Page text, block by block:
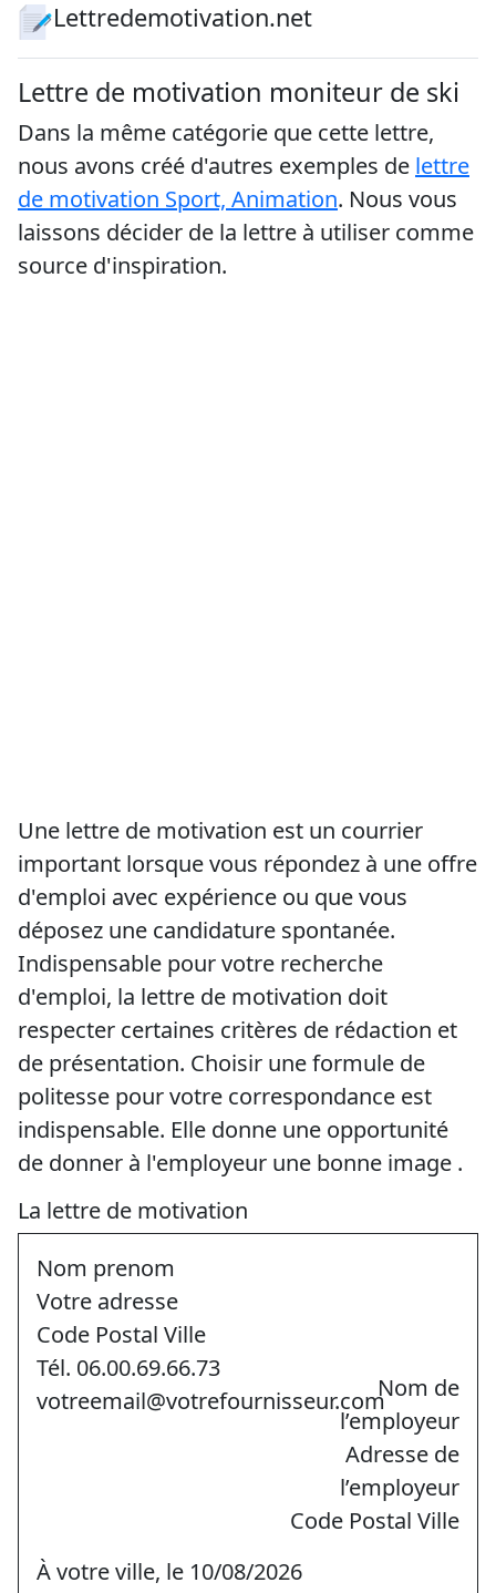
Lettredemotivation.net
Lettre de motivation moniteur de ski
Dans la même catégorie que cette lettre,
nous avons créé d'autres exemples de lettre
de motivation Sport, Animation. Nous vous
laissons décider de la lettre à utiliser comme
source d'inspiration.
Une lettre de motivation est un courrier
important lorsque vous répondez à une offre
d'emploi avec expérience ou que vous
déposez une candidature spontanée.
Indispensable pour votre recherche
d'emploi, la lettre de motivation doit
respecter certaines critères de rédaction et
de présentation. Choisir une formule de
politesse pour votre correspondance est
indispensable. Elle donne une opportunité
de donner à l'employeur une bonne image .
La lettre de motivation
Nom prenom
Votre adresse
Code Postal Ville
Tél. 06.00.69.66.73
votreemail@votrefournisseur.comNom de
l’employeur
Adresse de
l’employeur
Code Postal Ville
À votre ville, le 10/08/2026